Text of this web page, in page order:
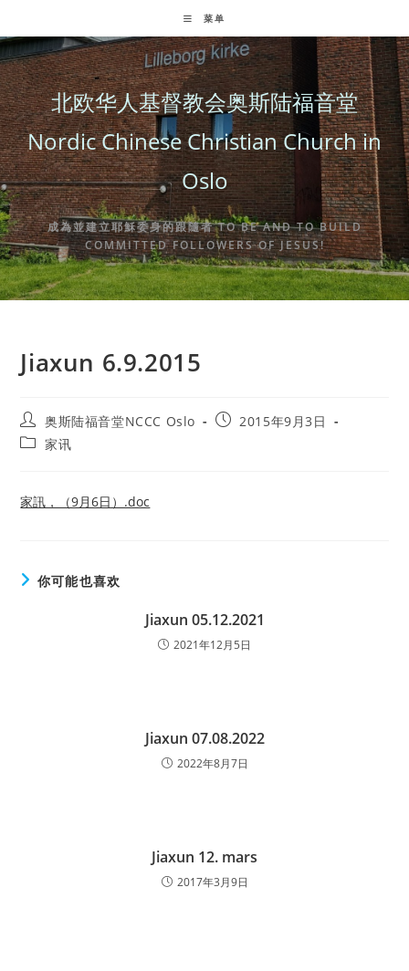
to
content
菜单
北欧华人基督教会奥斯陆福音堂
Nordic Chinese Christian Church in
Oslo
成為並建立耶穌委身的跟隨者 TO BE AND TO BUILD
COMMITTED FOLLOWERS OF JESUS!
Jiaxun 6.9.2015
Post
author:
奥斯陆福音堂NCCC Oslo
Post2015年9月3日
Post家讯
家訊，（9月6日）.doc
你可能也喜欢
Jiaxun 05.12.2021
2021年12月5日
Jiaxun 07.08.2022
2022年8月7日
Jiaxun 12. mars
2017年3月9日